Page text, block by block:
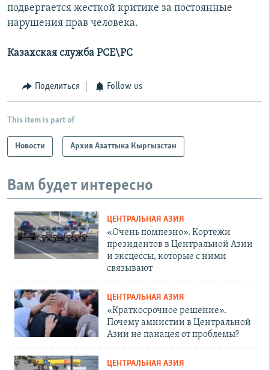
подвергается жесткой критике за постоянные
нарушения прав человека.
Казахская служба РСЕ\РС
Поделиться Follow us
This item is part of
Новости Архив Азаттыка Кыргызстан
Вам будет интересно
ЦЕНТРАЛЬНАЯ АЗИЯ
«Очень помпезно». Кортежи
президентов в Центральной Азии
и эксцессы, которые с ними
связывают
ЦЕНТРАЛЬНАЯ АЗИЯ
«Краткосрочное решение».
Почему амнистии в Центральной
Азии не панацея от проблемы?
ЦЕНТРАЛЬНАЯ АЗИЯ